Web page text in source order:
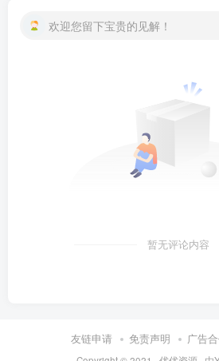
欢迎您留下宝贵的见解！
暂无评论内容
友链申请 免责声明 广告